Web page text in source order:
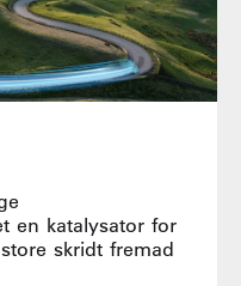
en katalysator for
skridt fremad